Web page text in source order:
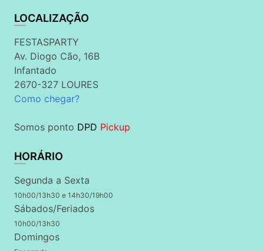
LOCALIZAÇÃO
FESTASPARTY
Av. Diogo Cão, 16B
Infantado
2670-327 LOURES
Como chegar?
Somos ponto DPD Pickup
HORÁRIO
Segunda a Sexta
10h00/13h30 e 14h30/19h00
Sábados/Feriados
10h00/13h30
Domingos